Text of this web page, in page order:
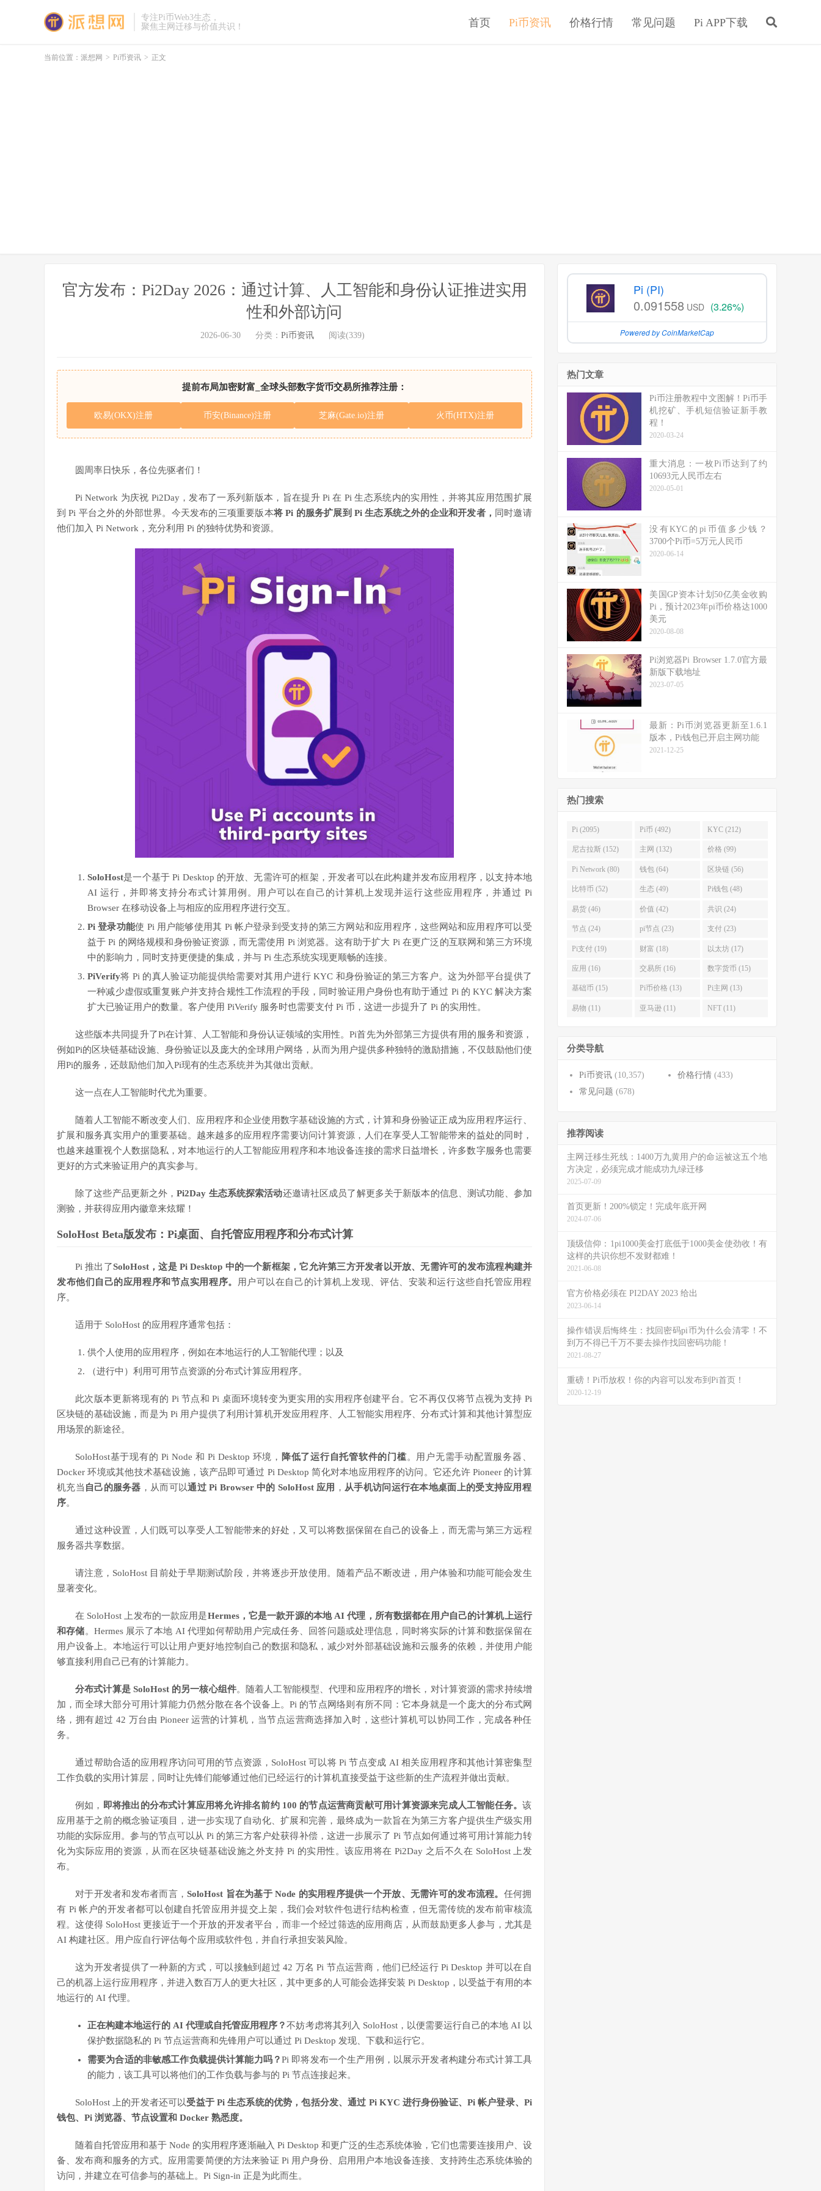
专注Pi币Web3生态，
聚焦主网迁移与价值共识！
首页 Pi币资讯 价格行情 常见问题 Pi APP下载
当前位置： 派想网 > Pi币资讯 > 正文
官方发布：Pi2Day 2026：通过计算、人工智能和身份认证推进实用
性和外部访问
2026-06-30 分类： Pi币资讯 阅读(339)
提前布局加密财富_全球头部数字货币交易所推荐注册：
欧易(OKX)注册 币安(Binance)注册 芝麻(Gate.io)注册 火币(HTX)注册
圆周率日快乐，各位先驱者们！
Pi Network 为庆祝 Pi2Day，发布了一系列新版本，旨在提升 Pi 在 Pi 生态系统内的实用性，并将其应用范围扩展
到 Pi 平台之外的外部世界。今天发布的三项重要版本将 Pi 的服务扩展到 Pi 生态系统之外的企业和开发者， 同时邀请
他们加入 Pi Network，充分利用 Pi 的独特优势和资源。
SoloHost是一个基于 Pi Desktop 的开放、无需许可的框架，开发者可以在此构建并发布应用程序，以支持本地
AI 运行，并即将支持分布式计算用例。用户可以在自己的计算机上发现并运行这些应用程序，并通过 Pi
Browser 在移动设备上与相应的应用程序进行交互。
Pi 登录功能使 Pi 用户能够使用其 Pi 帐户登录到受支持的第三方网站和应用程序，这些网站和应用程序可以受
益于 Pi 的网络规模和身份验证资源，而无需使用 Pi 浏览器。这有助于扩大 Pi 在更广泛的互联网和第三方环境
中的影响力，同时支持更便捷的集成，并与 Pi 生态系统实现更顺畅的连接。
PiVerify将 Pi 的真人验证功能提供给需要对其用户进行 KYC 和身份验证的第三方客户。这为外部平台提供了
一种减少虚假或重复账户并支持合规性工作流程的手段，同时验证用户身份也有助于通过 Pi 的 KYC 解决方案
扩大已验证用户的数量。客户使用 PiVerify 服务时也需要支付 Pi 币，这进一步提升了 Pi 的实用性。
这些版本共同提升了Pi在计算、人工智能和身份认证领域的实用性。Pi首先为外部第三方提供有用的服务和资源，
例如Pi的区块链基础设施、身份验证以及庞大的全球用户网络，从而为用户提供多种独特的激励措施，不仅鼓励他们使
用Pi的服务，还鼓励他们加入Pi现有的生态系统并为其做出贡献。
这一点在人工智能时代尤为重要。
随着人工智能不断改变人们、应用程序和企业使用数字基础设施的方式，计算和身份验证正成为应用程序运行、
扩展和服务真实用户的重要基础。越来越多的应用程序需要访问计算资源，人们在享受人工智能带来的益处的同时，
也越来越重视个人数据隐私，对本地运行的人工智能应用程序和本地设备连接的需求日益增长，许多数字服务也需要
更好的方式来验证用户的真实参与。
除了这些产品更新之外，Pi2Day 生态系统探索活动还邀请社区成员了解更多关于新版本的信息、测试功能、参加
测验，并获得应用内徽章来炫耀！
SoloHost Beta版发布：Pi桌面、自托管应用程序和分布式计算
Pi 推出了SoloHost，这是 Pi Desktop 中的一个新框架，它允许第三方开发者以开放、无需许可的发布流程构建并
发布他们自己的应用程序和节点实用程序。
用户可以在自己的计算机上发现、评估、安装和运行这些自托管应用程
序。
适用于 SoloHost 的应用程序通常包括：
供个人使用的应用程序，例如在本地运行的人工智能代理；以及
（进行中）利用可用节点资源的分布式计算应用程序。
此次版本更新将现有的 Pi 节点和 Pi 桌面环境转变为更实用的实用程序创建平台。它不再仅仅将节点视为支持 Pi
区块链的基础设施，而是为 Pi 用户提供了利用计算机开发应用程序、人工智能实用程序、分布式计算和其他计算型应
用场景的新途径。
SoloHost基于现有的 Pi Node 和 Pi Desktop 环境， 降低了运行自托管软件的门槛。用户无需手动配置服务器、
Docker 环境或其他技术基础设施，该产品即可通过 Pi Desktop 简化对本地应用程序的访问。它还允许 Pioneer 的计算
机充当 自己的服务器 ，从而可以通过 Pi Browser 中的 SoloHost 应用 ， 从手机访问运行在本地桌面上的受支持应用程
序。
通过这种设置，人们既可以享受人工智能带来的好处，又可以将数据保留在自己的设备上，而无需与第三方远程
服务器共享数据。
请注意，SoloHost 目前处于早期测试阶段，并将逐步开放使用。随着产品不断改进，用户体验和功能可能会发生
显著变化。
在 SoloHost 上发布的一款应用是Hermes，它是一款开源的本地 AI 代理，所有数据都在用户自己的计算机上运行
和存储。Hermes 展示了本地 AI 代理如何帮助用户完成任务、回答问题或处理信息，同时将实际的计算和数据保留在
用户设备上。本地运行可以让用户更好地控制自己的数据和隐私，减少对外部基础设施和云服务的依赖，并使用户能
够直接利用自己已有的计算能力。
分布式计算是 SoloHost 的另一核心组件。随着人工智能模型、代理和应用程序的增长，对计算资源的需求持续增
加，而全球大部分可用计算能力仍然分散在各个设备上。Pi 的节点网络则有所不同：它本身就是一个庞大的分布式网
络，拥有超过 42 万台由 Pioneer 运营的计算机，当节点运营商选择加入时，这些计算机可以协同 工作，完成各种任
务。
通过帮助合适的应用程序访问可用的节点资源，SoloHost 可以将 Pi 节点变成 AI 相关应用程序和其他计算密集型
工作负载的实用计算层，同时让先锋们能够通过他们已经运行的计算机直接受益于这些新的生产流程并做出贡献。
例如， 即将推出的分布式计算应用将允许排名前约 100 的节点运营商贡献可用计算资源来完成人工智能任务。该
应用基于之前的概念验证项目
，进一步实现了自动化、扩展和完善，最终成为一款旨在为第三方客户提供生产级实用
功能的实际应用。参与的节点可以从 Pi 的第三方客户处获得补偿，这进一步展示了 Pi 节点如何通过将可用计算能力转
化为实际应用的资源，从而在区块链基础设施之外支持 Pi 的实用性。该应用将在 Pi2Day 之后不久在 SoloHost 上发
布。
对于开发者和发布者而言，SoloHost 旨在为基于 Node 的实用程序提供一个开放、无需许可的发布流程。 任何拥
有 Pi 帐户的开发者都可以创建自托管应用并提交上架，我们会对软件包进行结构检查，但无需传统的发布前审核流
程。这使得 SoloHost 更接近于一个开放的开发者平台，而非一个经过筛选的应用商店，从而鼓励更多人参与，尤其是
AI 构建社区。用户应自行评估每个应用或软件包，并自行承担安装风险。
这为开发者提供了一种新的方式，可以接触到超过 42 万名 Pi 节点运营商，他们已经运行 Pi Desktop 并可以在自
己的机器上运行应用程序，并进入数百万人的更大社区，其中更多的人可能会选择安装 Pi Desktop，以受益于有用的本
地运行的 AI 代理。
正在构建本地运行的 AI 代理或自托管应用程序？不妨考虑将其列入 SoloHost，以便需要运行自己的本地 AI 以
保护数据隐私的 Pi 节点运营商和先锋用户可以通过 Pi Desktop 发现、下载和运行它。
需要为合适的非敏感工作负载提供计算能力吗？Pi 即将发布一个生产用例，以展示开发者构建分布式计算工具
的能力，该工具可以将他们的工作负载与参与的 Pi 节点连接起来。
SoloHost 上的开发者还可以受益于 Pi 生态系统的优势，包括分发、通过 Pi KYC 进行身份验证、Pi 帐户登录、Pi
钱包、Pi 浏览器、节点设置和 Docker 熟悉度。
随着自托管应用和基于 Node 的实用程序逐渐融入 Pi Desktop 和更广泛的生态系统体验，它们也需要连接用户、设
备、发布商和服务的方式。应用需要简便的方法来验证 Pi 用户身份、启用用户本地设备连接、支持跨生态系统体验的
访问，并建立在可信参与的基础上。Pi Sign-in 正是为此而生。
Pi (PI)
0.091558 USD (3.26%)
Powered by CoinMarketCap
热门文章
Pi币注册教程中文图解！Pi币手
机挖矿、手机短信验证新手教
程！
2020-03-24
重大消息：一枚Pi币达到了约
10693元人民币左右
2020-05-01
没有KYC的pi币值多少钱？
3700个Pi币=5万元人民币
2020-06-14
美国GP资本计划50亿美金收购
Pi，预计2023年pi币价格达1000
美元
2020-08-08
Pi浏览器Pi Browser 1.7.0官方最
新版下载地址
2023-07-05
最新：Pi币浏览器更新至1.6.1
版本，Pi钱包已开启主网功能
2021-12-25
热门搜索
Pi (2095) Pi币 (492) KYC (212)
尼古拉斯 (152) 主网 (132) 价格 (99)
Pi Network (80) 钱包 (64) 区块链 (56)
比特币 (52) 生态 (49) Pi钱包 (48)
易货 (46) 价值 (42) 共识 (24)
节点 (24) pi节点 (23) 支付 (23)
Pi支付 (19) 财富 (18) 以太坊 (17)
应用 (16) 交易所 (16) 数字货币 (15)
基础币 (15) Pi币价格 (13) Pi主网 (13)
易物 (11) 亚马逊 (11) NFT (11)
分类导航
Pi币资讯 (10,357) 价格行情 (433)
常见问题 (678)
推荐阅读
主网迁移生死线：1400万九黄用户的命运被这五个地
方决定，必须完成才能成功九绿迁移
2025-07-09
首页更新！200%锁定！完成年底开网
2024-07-06
顶级信仰：1pi1000美金打底低于1000美金使劲收！有
这样的共识你想不发财都难！
2021-06-08
官方价格必须在 PI2DAY 2023 给出
2023-06-14
操作错误后悔终生：找回密码pi币为什么会清零！不
到万不得已千万不要去操作找回密码功能！
2021-08-27
重磅！Pi币放权！你的内容可以发布到Pi首页！
2020-12-19